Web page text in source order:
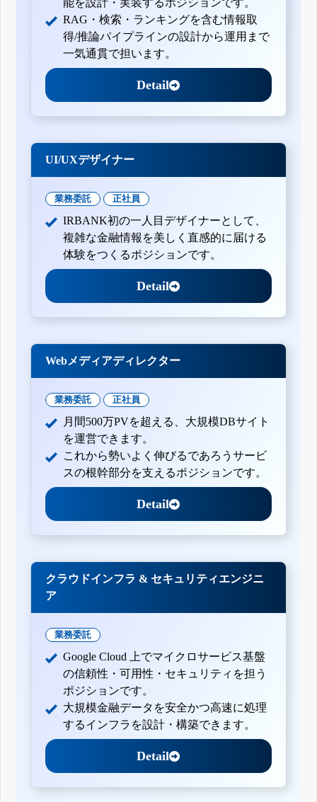
能を設計・実装するポジションです。
RAG・検索・ランキングを含む情報取
得/推論パイプラインの設計から運用まで
一気通貫で担います。
Detail
UI/UXデザイナー
業務委託 正社員
IRBANK初の一人目デザイナーとして、
複雑な金融情報を美しく直感的に届ける
体験をつくるポジションです。
Detail
Webメディアディレクター
業務委託 正社員
月間500万PVを超える、大規模DBサイト
を運営できます。
これから勢いよく伸びるであろうサービ
スの根幹部分を支えるポジションです。
Detail
クラウドインフラ & セキュリティエンジニ
ア
業務委託
Google Cloud 上でマイクロサービス基盤
の信頼性・可用性・セキュリティを担う
ポジションです。
大規模金融データを安全かつ高速に処理
するインフラを設計・構築できます。
Detail